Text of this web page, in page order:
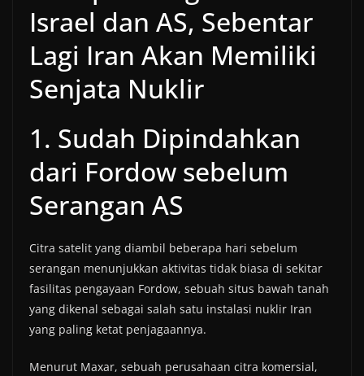
Israel dan AS, Sebentar
Lagi Iran Akan Memiliki
Senjata Nuklir
1. Sudah Dipindahkan
dari Fordow sebelum
Serangan AS
Citra satelit yang diambil beberapa hari sebelum
serangan menunjukkan aktivitas tidak biasa di sekitar
fasilitas pengayaan Fordow, sebuah situs bawah tanah
yang dikenal sebagai salah satu instalasi nuklir Iran
yang paling ketat penjagaannya.
Menurut Maxar, sebuah perusahaan citra komersial,